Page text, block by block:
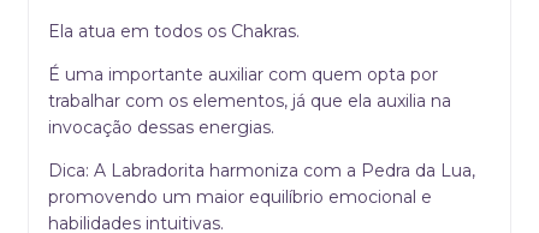
Ela atua em todos os Chakras.
É uma importante auxiliar com quem opta por
trabalhar com os elementos, já que ela auxilia na
invocação dessas energias.
Dica: A Labradorita harmoniza com a Pedra da Lua,
promovendo um maior equilíbrio emocional e
habilidades intuitivas.